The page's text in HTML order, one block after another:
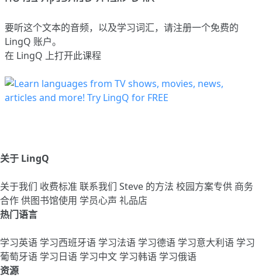
要听这个文本的音频，以及学习词汇，请注册一个免费的
LingQ 账户。
在 LingQ 上打开此课程
关于 LingQ
关于我们 收费标准 联系我们 Steve 的方法 校园方案专供 商务
合作供图书馆使用 学员心声 礼品店
热门语言
学习英语 学习西班牙语 学习法语 学习德语 学习意大利语 学习
葡萄牙语 学习日语 学习中文 学习韩语 学习俄语
资源